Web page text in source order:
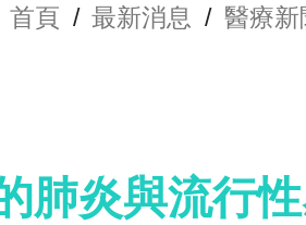
首頁 / 最新消息 / 醫療新
肺炎與流行